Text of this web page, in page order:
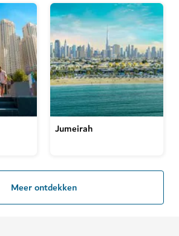
Jumeirah
Meer ontdekken